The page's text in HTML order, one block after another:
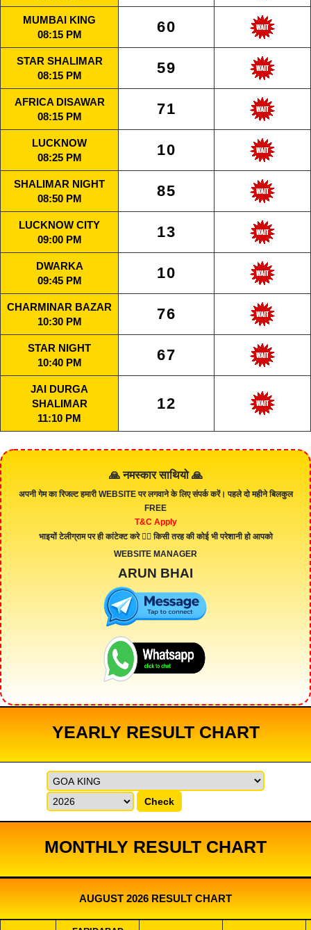
MUMBAI KING
08:15 PM
60
STAR SHALIMAR
08:15 PM
59
AFRICA DISAWAR
08:15 PM
71
LUCKNOW
08:25 PM
10
SHALIMAR NIGHT
08:50 PM
85
LUCKNOW CITY
09:00 PM
13
DWARKA
09:45 PM
10
CHARMINAR BAZAR
10:30 PM
76
STAR NIGHT
10:40 PM
67
JAI DURGA
SHALIMAR
11:10 PM
12
🙏 नमस्कार साथियो 🙏
अपनी गेम का रिजल्ट हमारीWEBSITEपर लगवाने के लिए संपर्क करें। पहले दो महीने बिलकुल
FREE
T&C Apply
भाइयों टेलीग्राम पर ही कांटेक्ट करे 👇🏻 किसी तरह की कोई भी परेशानी हो आपको
WEBSITE MANAGER
ARUN BHAI
YEARLY RESULT CHART
Check
MONTHLY RESULT CHART
AUGUST 2026 RESULT CHART